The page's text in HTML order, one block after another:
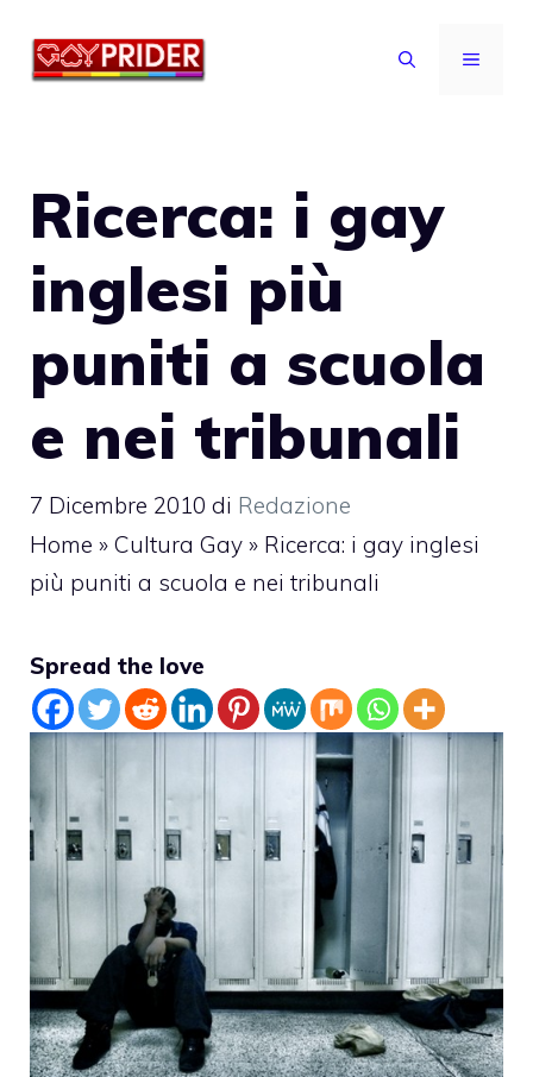
MENU
Ricerca: i gay
inglesi più
puniti a scuola
e nei tribunali
7 Dicembre 2010 di Redazione
Home » Cultura Gay » Ricerca: i gay inglesi
più puniti a scuola e nei tribunali
Spread the love